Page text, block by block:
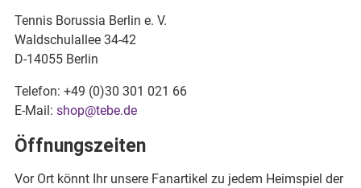
Tennis Borussia Berlin e. V.
Waldschulallee 34-42
D-14055 Berlin
Telefon: +49 (0)30 301 021 66
E-Mail: shop@tebe.de
Öffnungszeiten
Vor Ort könnt Ihr unsere Fanartikel zu jedem Heimspiel der